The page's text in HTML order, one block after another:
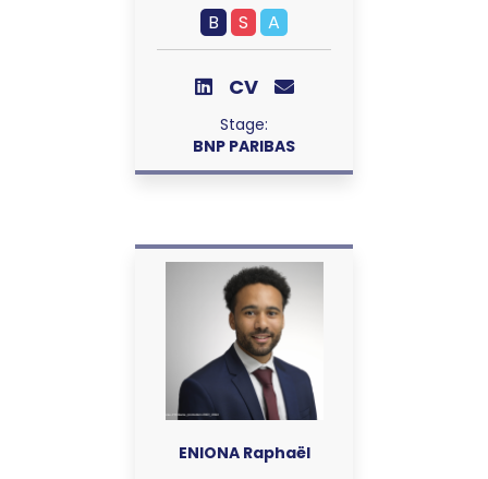
B S A
CV
Stage:
BNP PARIBAS
ENIONA Raphaël